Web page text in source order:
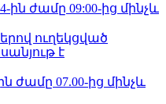
ին ժամը 09:00-ից մինչև
ուղեկցված
է
ժամը 07.00-ից մինչև